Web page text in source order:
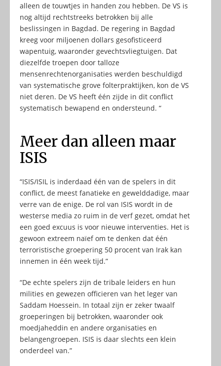
alleen de touwtjes in handen zou hebben. De VS is
nog altijd rechtstreeks betrokken bij alle
beslissingen in Bagdad. De regering in Bagdad
kreeg voor miljoenen dollars gesofisticeerd
wapentuig, waaronder gevechtsvliegtuigen. Dat
diezelfde troepen door talloze
mensenrechtenorganisaties werden beschuldigd
van systematische grove folterpraktijken, kon de VS
niet deren. De VS heeft één zijde in dit conflict
systematisch bewapend en ondersteund. “
Meer dan alleen maar
ISIS
“ISIS/ISIL is inderdaad één van de spelers in dit
conflict, de meest fanatieke en gewelddadige, maar
verre van de enige. De rol van ISIS wordt in de
westerse media zo ruim in de verf gezet, omdat het
een goed excuus is voor nieuwe interventies. Het is
gewoon extreem naïef om te denken dat één
terroristische groepering 50 procent van Irak kan
innemen in één week tijd.”
“De echte spelers zijn de tribale leiders en hun
milities en gewezen officieren van het leger van
Saddam Hoessein. In totaal zijn er zeker twaalf
groeperingen bij betrokken, waaronder ook
moedjaheddin en andere organisaties en
belangengroepen. ISIS is daar slechts een klein
onderdeel van.”